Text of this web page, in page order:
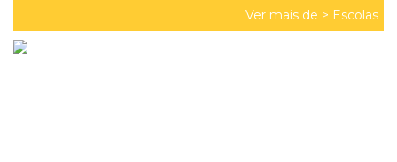
Ver mais de > Escolas